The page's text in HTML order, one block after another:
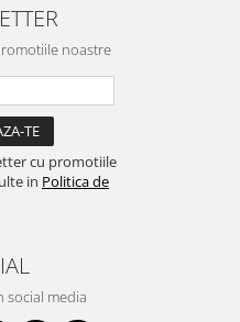
noastre
cu promotiile
in Politica de
social media